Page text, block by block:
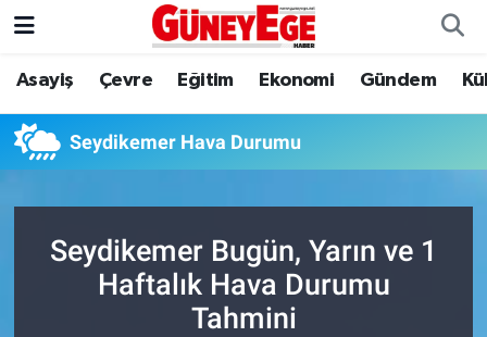
Asayiş Çevre Eğitim Ekonomi Gündem
Seydikemer Hava Durumu
Seydikemer Bugün, Yarın ve 1
Haftalık Hava Durumu
Tahmini
Asayiş
Çevre
Ekonomi
İstanbul Hava Durumu
İstanbul Trafik Yoğunluk Haritası
Tüm Manşetler
Son Dakika Haberleri